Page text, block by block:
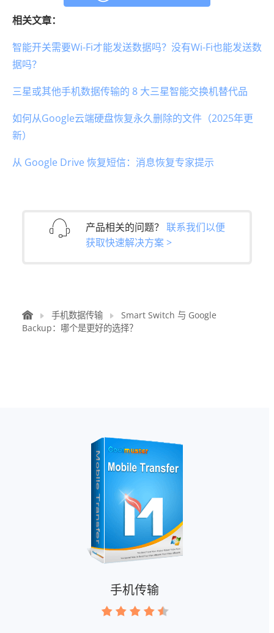
相关文章：
智能开关需要Wi-Fi才能发送数据吗？没有Wi-Fi也能发送数
据吗？
三星或其他手机数据传输的 8 大三星智能交换机替代品
如何从Google云端硬盘恢复永久删除的文件（2025年更
新）
从 Google Drive 恢复短信：消息恢复专家提示
产品相关的问题？ 联系我们以便
获取快速解决方案 >
手机数据传输
Smart Switch 与 Google
Backup：哪个是更好的选择？
手机传输